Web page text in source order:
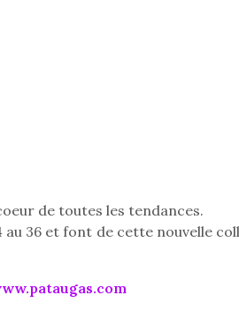
de toutes les tendances.
36 et font de cette nouvelle